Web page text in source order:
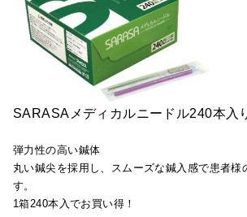
SARASAメディカルニードル240本入
弾力性の高い鍼体
丸い鍼尖を採用し、スムーズな鍼入感で患者様
す。
1箱240本入でお買い得！